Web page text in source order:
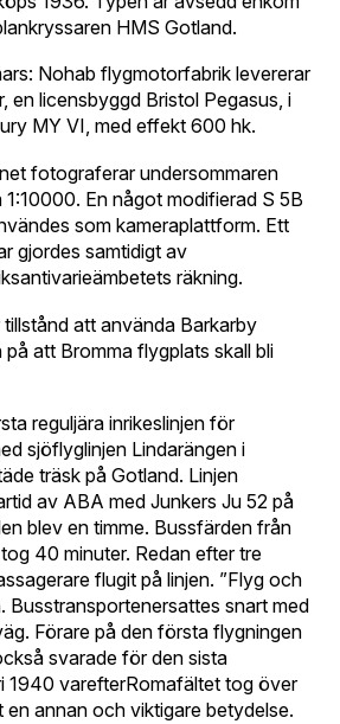
HMS Gotland.
Nohab flygmotorfabrik levererar
en licensbyggd Bristol Pegasus, i
MY VI, med effekt 600 hk.
fotograferar undersommaren
1:10000. En något modifierad S 5B
som kameraplattform. Ett
gjordes samtidigt av
räkning.
att använda Barkarby
att Bromma flygplats skall bli
reguljära inrikeslinjen för
sjöflyglinjen Lindarängen i
träsk på Gotland. Linjen
av ABA med Junkers Ju 52 på
blev en timme. Bussfärden från
40 minuter. Redan efter tre
flugit på linjen. ”Flyg och
Busstransportenersattes snart med
Förare på den första flygningen
svarade för den sista
1940 varefterRomafältet tog över
annan och viktigare betydelse.